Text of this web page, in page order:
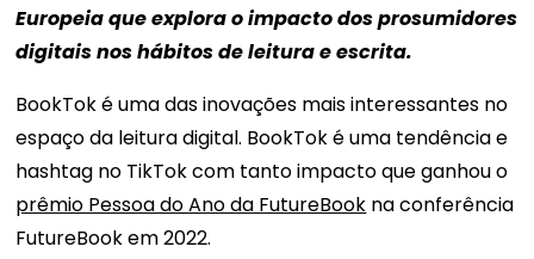
Europeia que explora o impacto dos prosumidores
digitais nos hábitos de leitura e escrita.
BookTok é uma das inovações mais interessantes no
espaço da leitura digital. BookTok é uma tendência e
hashtag no TikTok com tanto impacto que ganhou o
prêmio Pessoa do Ano da FutureBook na conferência
FutureBook em 2022.